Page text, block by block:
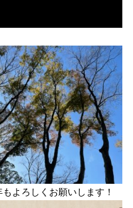
もよろしくお願いします！